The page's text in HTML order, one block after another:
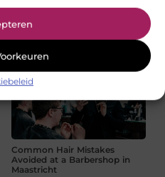
Hoe begin je met technische
Common Hair Mistakes
Avoided at a Barbershop in
Maastricht